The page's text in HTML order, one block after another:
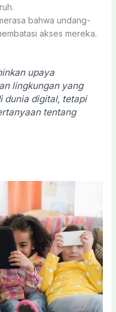
bahwa undang-
akses mereka.
upaya
lingkungan yang
dunia digital, tetapi
tentang